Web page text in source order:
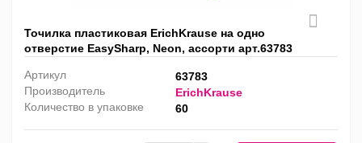
Точилка пластиковая ErichKrause на одно
отверстие EasySharp, Neon, ассорти арт.63783
Артикул
63783
Производитель
ErichKrause
Количество в упаковке
60